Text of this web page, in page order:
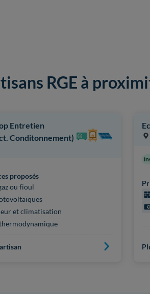
RGE à
Entretien
Conditonnement)
proposés
ou fioul
et climatisation